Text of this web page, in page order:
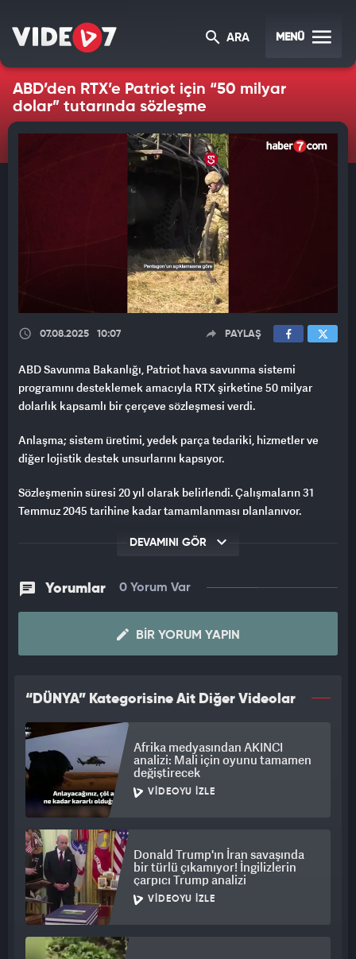
ARA MENÜ
ABD’den RTX’e Patriot için “50 milyar
dolar” tutarında sözleşme
07.08.2025 10:07 PAYLAŞ
ABD Savunma Bakanlığı, Patriot hava savunma sistemi
programını desteklemek amacıyla RTX şirketine 50 milyar
dolarlık kapsamlı bir çerçeve sözleşmesi verdi.
Anlaşma; sistem üretimi, yedek parça tedariki, hizmetler ve
diğer lojistik destek unsurlarını kapsıyor.
Sözleşmenin süresi 20 yıl olarak belirlendi. Çalışmaların 31
Temmuz 2045 tarihine kadar tamamlanması planlanıyor.
DEVAMINI GÖR
Yorumlar 0 Yorum Var
BIR YORUM YAPIN
“DÜNYA” Kategorisine Ait Diğer Videolar
Afrika medyasından AKINCI
analizi: Mali için oyunu tamamen
değiştirecek
VIDEOYU İZLE
Donald Trump'ın İran savaşında
bir türlü çıkamıyor! İngilizlerin
çarpıcı Trump analizi
VIDEOYU İZLE